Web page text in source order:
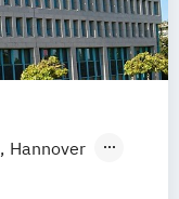
Hannover